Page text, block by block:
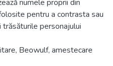
numele proprii din
pentru a contrasta sau
personajului
Beowulf, amestecare